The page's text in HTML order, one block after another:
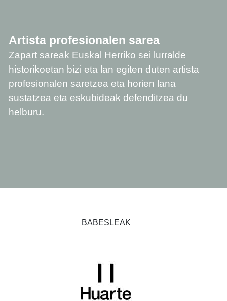
Artista profesionalen sarea
Zapart sareak Euskal Herriko sei lurralde
historikoetan bizi eta lan egiten duten artista
profesionalen saretzea eta horien lana
sustatzea eta eskubideak defenditzea du
helburu.
BABESLEAK